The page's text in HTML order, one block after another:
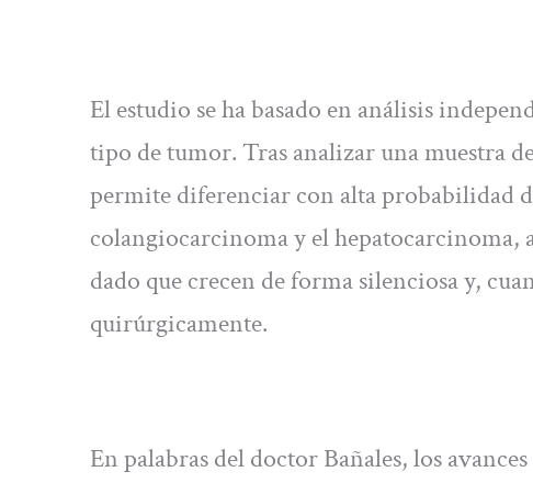
El estudio se ha basado en análisis
tipo de tumor. Tras analizar una muestra
permite diferenciar con alta probabilidad
colangiocarcinoma y el hepatocarcinoma,
dado que crecen de forma silenciosa y,
quirúrgicamente.
En palabras del doctor Bañales, los